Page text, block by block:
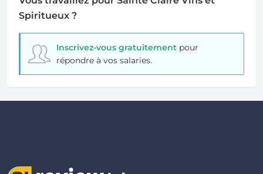
Spiritueux ?
Inscrivez-vous gratuitementpour
répondre à vos salaries.